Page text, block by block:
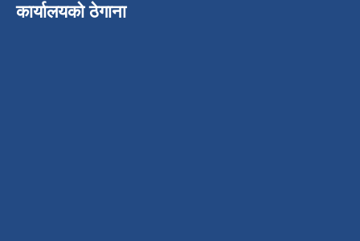
कार्यालयको ठेगाना